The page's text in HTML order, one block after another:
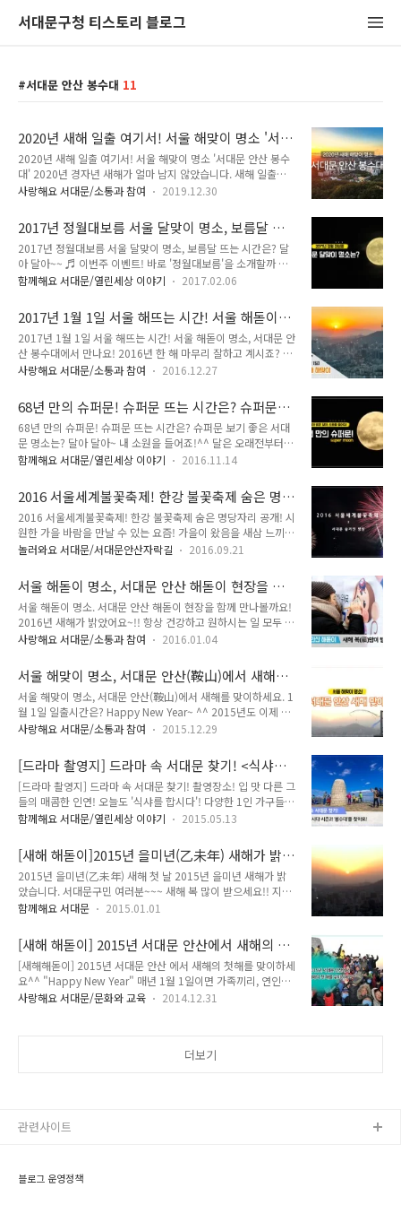
서대문구청 티스토리 블로그
서대문 안산 봉수대 11
2020년 새해 일출 여기서! 서울 해맞이 명소 '서
대문 안산 봉수대'
2020년 새해 일출 여기서! 서울 해맞이 명소 '서대문 안산 봉수
대' 2020년 경자년 새해가 얼마 남지 않았습니다. 새해 일출을
보며 새로운 다짐을 계획하고 계신가요?? 서울 도심 속 해맞이
는 서울 전경을 한 눈에 볼 수 있는 곳입니다. 이곳에서 새해 첫
해를 보며 사랑하는 사람들과 덕담을 나누고, 소망을 빌며 새롭
게 시작해보세요 :) 2020년 서대문구 안산 해맞이 행사● 일 시
: 2020. 1. 1.(수) 06:30 ~ 08:30 ※ 일출 예상시각 : 07시 47분
● 장 소 : 서대문구 안산 봉수대 인근● 주관/후원 : 서대문문화
차(온음료) 나누기, 새해 포토존 ..
사랑해요 서대문/소통과 참여 2019.12.30
2017년 정월대보름 서울 달맞이 명소, 보름달 뜨
는 시간은?
2017년 정월대보름 서울 달맞이 명소, 보름달 뜨는 시간은? 달
아 달아~~ ♬ 이번주 이벤트! 바로 '정월대보름'을 소개할까 합
니다. 2017년 정월 대보름은 2월 11일 토요일입니다. 음력으로
로 생각하는 날이기도 합니다. 우리나라 세시풍속에서 보름달이
가지는 뜻이 아주 강하기 때문 아닐까합니다. 이날은 부럼과 함
께 오곡밥을 먹는 풍습이 있답니다. 그외에도 달맞이, 쥐불놀이,
지신밟기 등 다양한 풍속이 내려오고 있습니다. 지난번 Tong지
기가 소개한 오곡밥 레시피 기억하시죠? 전기밥솥으로 간편하게
이지에서 자세히 볼 수 있답니다! 정월 대보름이 가장 기다려지
는 이유는 바로 둥근..
함께해요 서대문/열린세상 이야기 2017.02.06
2017년 1월 1일 서울 해뜨는 시간! 서울 해돋이
명소, 서대문 안산 봉수대에서 만나요!
2017년 1월 1일 서울 해뜨는 시간! 서울 해돋이 명소, 서대문 안
산 봉수대에서 만나요! 2016년 한 해 마무리 잘하고 계시죠? 다
사다난 했던 2016년... 내년에는 좋은 일들이 많았으면 좋겠어
문 안산 봉수대에서 새해 해맞이 행사를 진행합니다! 서울의 전
경이 한 눈에 보이는 곳으로 유명한 곳인데요. 해맞이 명소로도
최고겠죠~ tong지기와 함께 새해 해맞이 함께해요!! 2017년 서
대문 안산 해맞이 ○ 일 시 : 2017. 1. 1. (일) 06:30 ~ 08:30 ○
장 소 : 서대문 안산 봉수대 ○ 행사내용 - 따뜻한 순두부, 온음료
소망풍선 날리기(장..
사랑해요 서대문/소통과 참여 2016.12.27
68년 만의 슈퍼문! 슈퍼문 뜨는 시간은? 슈퍼문
보기 좋은 서대문 명소는?
68년 만의 슈퍼문! 슈퍼문 뜨는 시간은? 슈퍼문 보기 좋은 서대
문 명소는? 달아 달아~ 내 소원을 들어죠!^^ 달은 오래전부터
소원을 들어주는 상징처럼 생각되어져 왔는데요. 오늘, 1948년
문'은 달이 지구와 가장 가까워졌을 때 나타나는 크고 밝은 보름
달이에요. 68년 만에 만나는 가장 큰 슈퍼문~ 소원 하나씩 준비
하셔야겠죠!! ^^ :: 슈퍼문 뜨는 시간은? 11월 14일, 달이 뜨는
시각은 서울 기준 오후 5시 29분, 부산 기준 5시 24분입니다. 자
세한 시각은 한국천문연구원 천문우주지식정보 홈페이지에서
http://astro.kasi.re.kr/main/mainpage.aspx 달은 가장 크
게..
함께해요 서대문/열린세상 이야기 2016.11.14
2016 서울세계불꽃축제! 한강 불꽃축제 숨은 명
당자리 공개!
2016 서울세계불꽃축제! 한강 불꽃축제 숨은 명당자리 공개! 시
원한 가을 바람을 만날 수 있는 요즘! 가을이 왔음을 새삼 느끼고
있는 하루 하루 인데요~ 이맘때쯤 생각나는 축제 바로 '불꽃축
모이는 서울 대표 축제중 하나죠! 한강에서 열리는 축제인데
tong지기가 갑자기 무슨일로 소개를 하냐고요? 불꽃축제 숨은
명당자리가 바로 '서대문'에 있기 때문이에요~ 시크릿 정보! 지
금 바로 공개합니다~ ^^ 짠! 영상 잘 보셨나요? 이곳은 바로 서
대문 안산 정상이에요~ 서울 전경을 한 눈에 볼 수 있는 곳인데
제'가 볼 수 있냐고요? 네!! 있습니다!! 확인해볼까요~ ▲ 사진출
처 : 제2회 서..
놀러와요 서대문/서대문안산자락길 2016.09.21
서울 해돋이 명소, 서대문 안산 해돋이 현장을 함
께 만나볼까요!
서울 해돋이 명소. 서대문 안산 해돋이 현장을 함께 만나볼까요!
2016년 새해가 밝았어요~!! 항상 건강하고 원하시는 일 모두 이
루시는 한 해 되세요 ^^ TONG지기는 새해를 맞아 서대문 안산
모아 저마다의 소원을 빌었답니다. 서대문 안산 해맞이 현장을
TONG지기와 함께 만나볼까요~ 봉수대를 올라가기 전 따뜻한
순두부와 음료수를 나누면서 마음을 전했어요. 새해인사와 덕담
을 나누면서 새해 아침을 시작했답니다. 2016년이 무슨 해인지
다들 알고 계시죠? 붉은 원숭이의 해를 맞아 원숭이들과 함께 하
모두 행복하세요~ ^^ 새해 소망을 다짐하는 '소망엽서쓰기'에
한 글자 한 글자..
사랑해요 서대문/소통과 참여 2016.01.04
서울 해맞이 명소, 서대문 안산(鞍山)에서 새해를
맞이하세요. 1월 1일 일출시간은?
서울 해맞이 명소, 서대문 안산(鞍山)에서 새해를 맞이하세요. 1
월 1일 일출시간은? Happy New Year~ ^^ 2015년도 이제 3
일 밖에 남지 않았어요! 유종의 미 거두고 계시죠? 2016년 새해
에 처음 떠오르는 해를 보면서 새해 다짐을 하는 시간을 가지는
데요. 해돋이 계획 세우셨나요? 포항 호미곶, 정동진, 지리산 천
왕봉 등 많은 해돋이 명소가 있는데요. 서울에서 가기에는 가까
운 거리가 아니죠!! 서울에서 해돋이를 볼 수 있는 곳! 서울의 전
경을 한 눈에 볼 수 있는 곳! 바로 서대문 안산 해맞이를 소개할
06:30 ~ 08:30 (※ 일출예상시각 07:4..
사랑해요 서대문/소통과 참여 2015.12.29
[드라마 촬영지] 드라마 속 서대문 찾기! <식샤를
합시다2>촬영장소! 윤두준, 서현진 등산장소!
[드라마 촬영지] 드라마 속 서대문 찾기! 촬영장소! 입 맛 다른 그
들의 매콤한 인연! 오늘도 '식샤를 합시다'! 다양한 1인 가구들의
삶을 리얼한 모습으로 보여주고, 식욕을 충족시켜주는 다양한 먹
스러운 '먹방'을 선보이며 야식을 생각나게 하고 있죠!! 그 속에
서 발견한 서대문구! 지기와 함께 찾아볼까요~^^ '식샤를 합시
다2' 속 서대문! 식샤를 합시다2 11화에서 윤두준(극중 구대영)
과 서현진(극중 백수지)씨가 등산을 하며 티격태격하며 등산을
하는 모습이 그려졌는데요. 정상에 도착했을 때 모습이에요! 짠
요!! ^^ 초등학교 동창 구대영와 백수지 티격태격하는 모습이 극
중에서 ..
함께해요 서대문/열린세상 이야기 2015.05.13
[새해 해돋이]2015년 을미년(乙未年) 새해가 밝
았습니다.
2015년 을미년(乙未年) 새해 첫 날 2015년 을미년 새해가 밝
았습니다. 서대문구민 여러분~~~ 새해 복 많이 받으세요!! 지기
는 여러분들과 함께 새해을 맞이 하고자 서대문 안산 봉수대에서
누면서 새해를 시작했답니다. 새해 추위도 잊을 만큼, 새해에 대
한 마음들이 가득했어요~ 밝은 표정으로 새해를 맞이한 현장 함
께 떠나요~ 1월 1일 첫 해가 뜨기전 모습이에요~ 안산 봉수대에
바라보는 모습!! 한눈에 반해버렸답니다 ^^ 간절한 소망과 다짐
을 엽서에 쓰고 있답니다!! 지기가 빠질 수 없겠죠?^^ 2015년
함께해요 서대문 2015.01.01
[새해 해돋이] 2015년 서대문 안산에서 새해의 첫
해를 맞이하세요^^
[새해해돋이] 2015년 서대문 안산 에서 새해의 첫해를 맞이하세
요^^ "Happy New Year" 매년 1월 1일이면 가족끼리, 연인끼
리, 친구끼리 혹은 혼자만의 여행으로 일출 여행 많이 가시죠~
이하는 해맞이를 통해 구민이 한자리에 모여 이웃과 함께 덕담을
사랑해요 서대문/문화와 교육 2014.12.31
더보기
블로그 운영정책
관련사이트